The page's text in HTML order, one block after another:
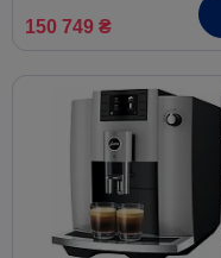
150 749 ₴